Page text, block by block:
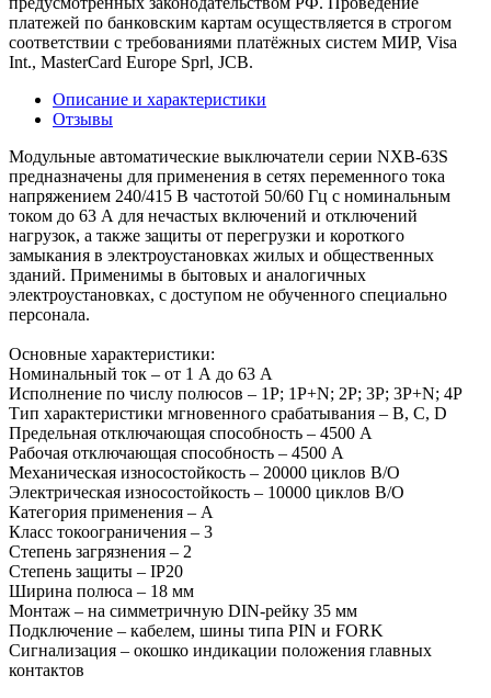
платежей по банковским картам осуществляется в строгом
соответствии с требованиями платёжных систем МИР, Visa
Int., MasterCard Europe Sprl, JCB.
Описание и характеристики
Отзывы
Модульные автоматические выключатели серии NXB-63S
предназначены для применения в сетях переменного тока
напряжением 240/415 В частотой 50/60 Гц с номинальным
током до 63 А для нечастых включений и отключений
нагрузок, а также защиты от перегрузки и короткого
замыкания в электроустановках жилых и общественных
зданий. Применимы в бытовых и аналогичных
электроустановках, с доступом не обученного специально
персонала.
Основные характеристики:
Номинальный ток – от 1 А до 63 А
Исполнение по числу полюсов – 1P; 1P+N; 2P; 3P; 3P+N; 4P
Тип характеристики мгновенного срабатывания – B, C, D
Предельная отключающая способность – 4500 А
Рабочая отключающая способность – 4500 А
Механическая износостойкость – 20000 циклов В/О
Электрическая износостойкость – 10000 циклов В/О
Категория применения – A
Класс токоограничения – 3
Степень загрязнения – 2
Степень защиты – IP20
Ширина полюса – 18 мм
Монтаж – на симметричную DIN-рейку 35 мм
Подключение – кабелем, шины типа PIN и FORK
Сигнализация – окошко индикации положения главных
контактов